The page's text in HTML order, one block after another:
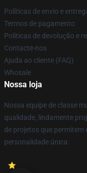
Políticas de envio e
Termos de pagamento
Políticas de devolução e
Contacte-nos
Ajuda ao cliente (FAQ)
Whosale
Nossa loja
Nossa equipe de classe
qualidade, lindamente
de projetos que permitem
personalidade única.